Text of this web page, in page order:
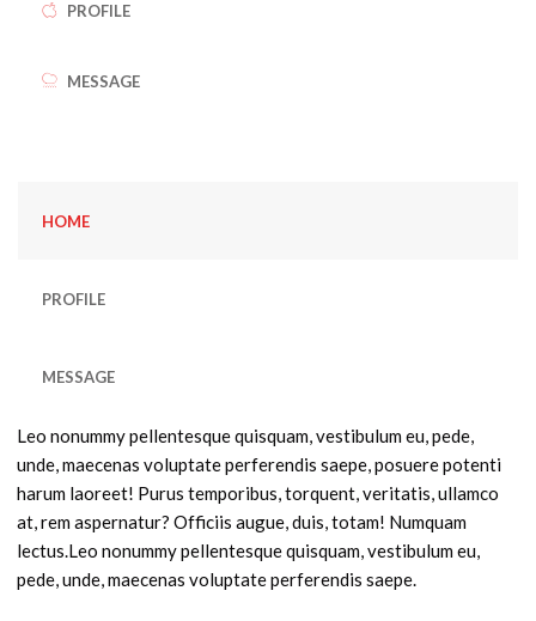
PROFILE
MESSAGE
HOME
PROFILE
MESSAGE
Leo nonummy pellentesque quisquam, vestibulum eu, pede,
unde, maecenas voluptate perferendis saepe, posuere potenti
harum laoreet! Purus temporibus, torquent, veritatis, ullamco
at, rem aspernatur? Officiis augue, duis, totam! Numquam
lectus.Leo nonummy pellentesque quisquam, vestibulum eu,
pede, unde, maecenas voluptate perferendis saepe.